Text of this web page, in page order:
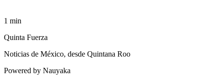
1 min
Quinta Fuerza
Noticias de México, desde Quintana Roo
Powered by Nauyaka